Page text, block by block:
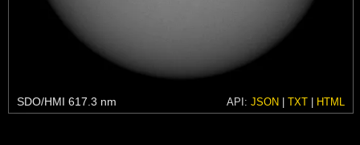
SDO/HMI 617.3 nm API: JSON | TXT | HTML